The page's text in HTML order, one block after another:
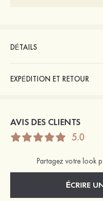
DÉTAILS
EXPÉDITION ET RETOUR
AVIS DES CLIENTS
5.0
Partagez votre look
ÉCRIRE